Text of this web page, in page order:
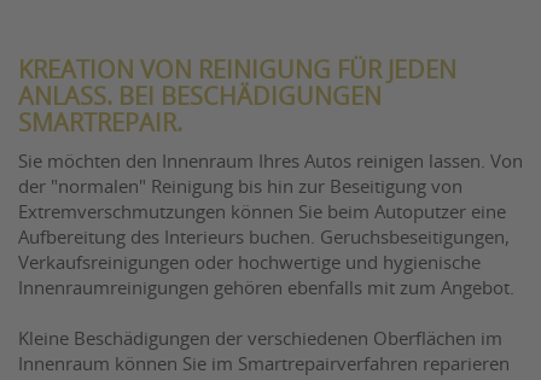
KREATION VON REINIGUNG FÜR JEDEN
ANLASS. BEI BESCHÄDIGUNGEN
SMARTREPAIR.
Sie möchten den Innenraum Ihres Autos reinigen lassen. Von
der "normalen" Reinigung bis hin zur Beseitigung von
Extremverschmutzungen können Sie beim Autoputzer eine
Aufbereitung des Interieurs buchen. Geruchsbeseitigungen,
Verkaufsreinigungen oder hochwertige und hygienische
Innenraumreinigungen gehören ebenfalls mit zum Angebot.
Kleine Beschädigungen der verschiedenen Oberflächen im
Innenraum können Sie im Smartrepairverfahren reparieren